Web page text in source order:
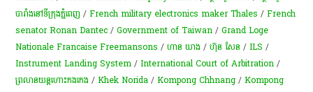
បារាំង​នៅ​ទីក្រុង​ភ្នំពេញ​ /French military electronics maker Thales /French
senator Ronan Dantec /Government of Taiwan /Grand Loge
Nationale Francaise Freemansons /ហាន ឃាង /ហ៊ុន សែន /ILS /
Instrument Landing System /International Court of Arbitration /
ព្រលាន​យន្ដ​ហោះ​កងកេង /Khek Norida /Kompong Chhnang /Kompong